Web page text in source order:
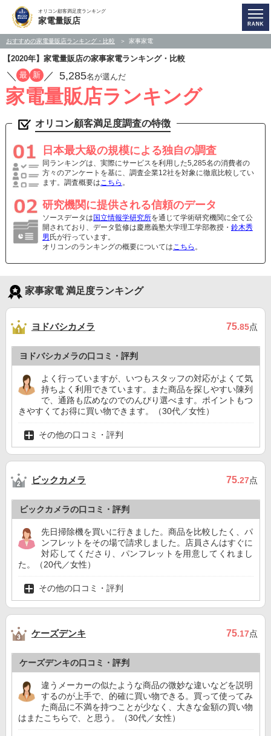
オリコン顧客満足度ランキング
家電量販店
おすすめの家電量販店ランキング・比較 家事家電
【2020年】家電量販店の家事家電ランキング・比較
／ 最 新 ／ 5,285名が選んだ
家電量販店ランキング
オリコン顧客満足度調査の特徴
日本最大級の規模による独自の調査
同ランキングは、実際にサービスを利用した5,285名の消費者の
方々のアンケートを基に、調査企業12社を対象に徹底比較してい
ます。調査概要はこちら 。
研究機関に提供される信頼のデータ
ソースデータは 国立情報学研究所を通じて学術研究機関に全て公
開されており、データ監修は慶應義塾大学理工学部教授・ 鈴木秀
男 氏が行っています。
オリコンのランキングの概要についてはこちら 。
家事家電 満足度ランキング
ヨドバシカメラ 75.85点
ヨドバシカメラの口コミ・評判
よく行っていますが、いつもスタッフの対応がよくて気
持ちよく利用できています。また商品を探しやすい陳列
で、通路も広めなのでのんびり選べます。ポイントもつ
きやすくてお得に買い物できます。（30代／女性）
その他の口コミ・評判
ビックカメラ 75.27点
ビックカメラの口コミ・評判
先日掃除機を買いに行きました。商品を比較したく、パ
ンフレットをその場で請求しました。店員さんはすぐに
対応してくださり、パンフレットを用意してくれまし
た。（20代／女性）
その他の口コミ・評判
ケーズデンキ 75.17点
ケーズデンキの口コミ・評判
違うメーカーの似たような商品の微妙な違いなどを説明
するのが上手で、的確に買い物できる。買って使ってみ
た商品に不満を持つことが少なく、大きな金額の買い物
はまたこちらで、と思う。（30代／女性）